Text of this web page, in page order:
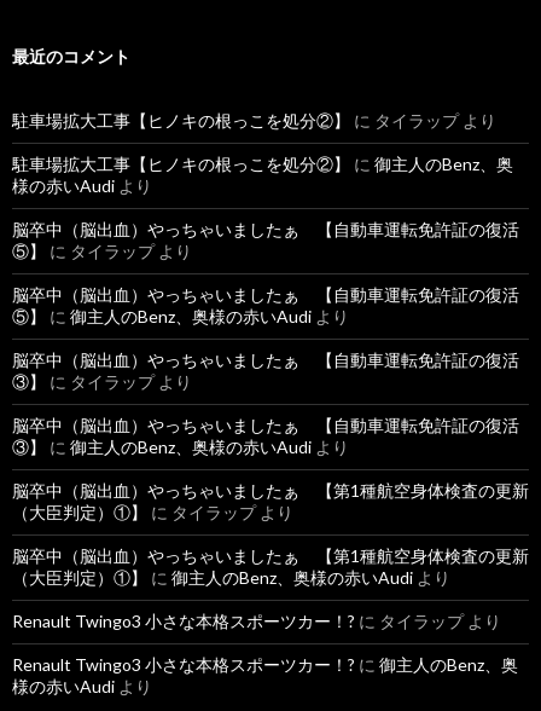
最近のコメント
駐車場拡大工事【ヒノキの根っこを処分②】 に タイラップより
駐車場拡大工事【ヒノキの根っこを処分②】 に 御主人のBenz、奥
様の赤いAudi より
脳卒中（脳出血）やっちゃいましたぁ 【自動車運転免許証の復活
⑤】
に タイラップより
脳卒中（脳出血）やっちゃいましたぁ 【自動車運転免許証の復活
⑤】
に 御主人のBenz、奥様の赤いAudi より
脳卒中（脳出血）やっちゃいましたぁ 【自動車運転免許証の復活
③】
に タイラップより
脳卒中（脳出血）やっちゃいましたぁ 【自動車運転免許証の復活
③】
に 御主人のBenz、奥様の赤いAudi より
脳卒中（脳出血）やっちゃいましたぁ 【第1種航空身体検査の更新
（大臣判定）①】
に タイラップより
脳卒中（脳出血）やっちゃいましたぁ 【第1種航空身体検査の更新
（大臣判定）①】
に 御主人のBenz、奥様の赤いAudi より
Renault Twingo3 小さな本格スポーツカー！? に タイラップより
Renault Twingo3 小さな本格スポーツカー！? に 御主人のBenz、奥
様の赤いAudi より